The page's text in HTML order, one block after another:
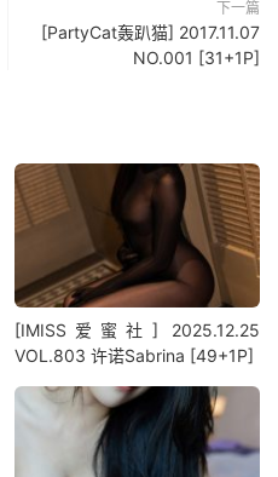
下一篇
[PartyCat轰趴猫] 2017.11.07
NO.001 [31+1P]
[IMISS爱蜜社] 2025.12.25
VOL.803 许诺Sabrina [49+1P]